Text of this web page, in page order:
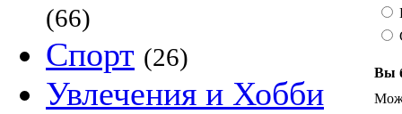
(66)
Спорт (26)
Увлечения и Хобби
Вы